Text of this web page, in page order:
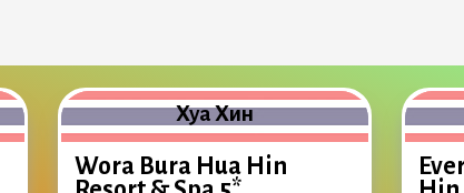
Хуа Хин
Wora Bura Hua Hin